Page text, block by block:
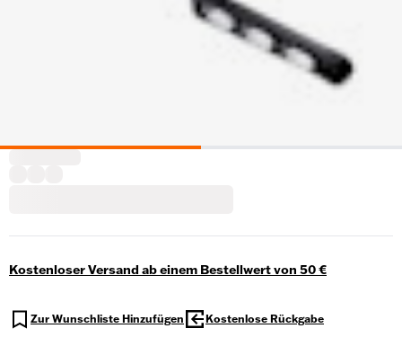
Kostenloser Versand ab einem Bestellwert von 50 €
Zur Wunschliste Hinzufügen Kostenlose Rückgabe